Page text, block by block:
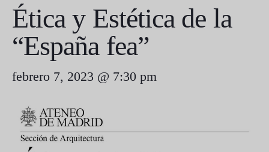
Ética y Estética de la
“España fea”
febrero 7, 2023 @ 7:30 pm